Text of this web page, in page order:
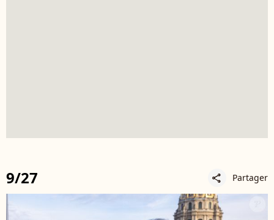
9/27 share Partager